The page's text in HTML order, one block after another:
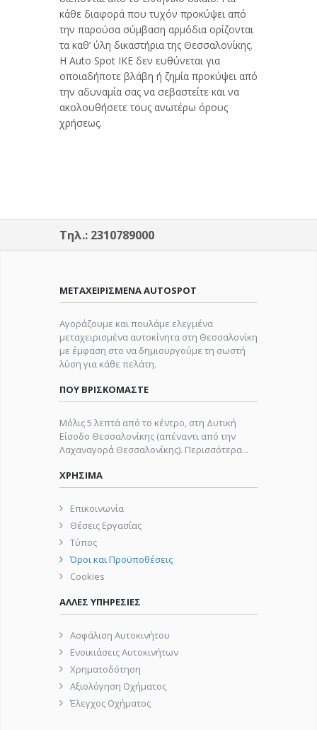
κάθε διαφορά που τυχόν προκύψει από
την παρούσα σύμβαση αρμόδια ορίζονται
τα καθ’ ύλη δικαστήρια της Θεσσαλονίκης.
Η Auto Spot IKE δεν ευθύνεται για
οποιαδήποτε βλάβη ή ζημία προκύψει από
την αδυναμία σας να σεβαστείτε και να
ακολουθήσετε τους ανωτέρω όρους
χρήσεως.
Τηλ.: 2310789000
ΜΕΤΑΧΕΙΡΙΣΜΕΝΑ AUTOSPOT
Αγοράζουμε και πουλάμε ελεγμένα
μεταχειρισμένα αυτοκίνητα στη Θεσσαλονίκη
με έμφαση στο να δημιουργούμε τη σωστή
λύση για κάθε πελάτη.
ΠΟΥ ΒΡΙΣΚΟΜΑΣΤΕ
Μόλις 5 λεπτά από το κέντρο, στη Δυτική
Είσοδο Θεσσαλονίκης (απέναντι από την
Λαχαναγορά Θεσσαλονίκης). Περισσότερα...
ΧΡΗΣΙΜΑ
Επικοινωνία
Θέσεις Εργασίας
Τύπος
Όροι και Προϋποθέσεις
Cookies
ΑΛΛΕΣ ΥΠΗΡΕΣΙΕΣ
Ασφάλιση Αυτοκινήτου
Ενοικιάσεις Αυτοκινήτων
Χρηματοδότηση
Αξιολόγηση Οχήματος
Έλεγχος Οχήματος